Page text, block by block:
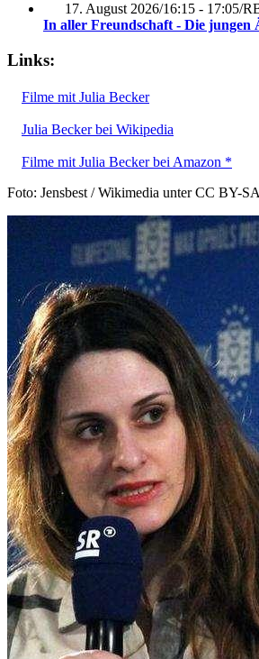
17. August 2026/16:15 - 17:05/
In aller Freundschaft - Die jungen
Links:
Filme mit Julia Becker
Julia Becker bei Wikipedia
Filme mit Julia Becker bei Amazon *
Foto: Jensbest / Wikimedia unter CC BY-